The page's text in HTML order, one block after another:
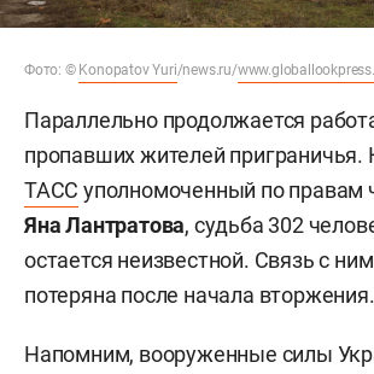
Фото: © Konopatov Yuri/news.ru/
Параллельно продолжается
пропавших жителей приграничья.
ТАСС уполномоченный по правам
Яна Лантратова, судьба 302
остается неизвестной. Связь с
потеряна после начала вторжения.
Напомним, вооруженные силы